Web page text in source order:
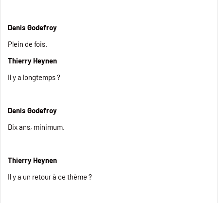
Denis Godefroy
Plein de fois.
Thierry Heynen
Il y a longtemps ?
Denis Godefroy
Dix ans, minimum.
Thierry Heynen
Il y a un retour à ce thème ?